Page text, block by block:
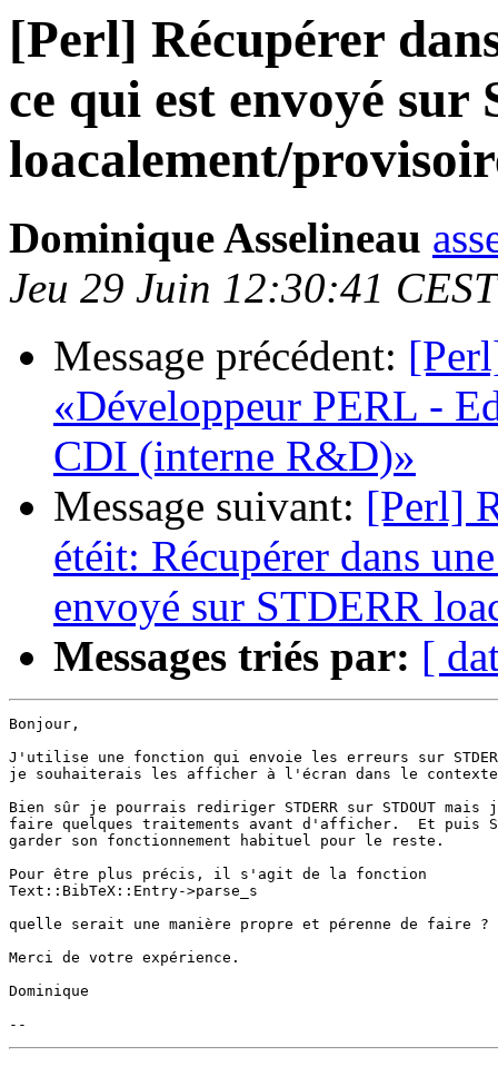
[Perl] Récupérer
ce qui est envoyé sur
loacalement/
Dominique Asselineau
Jeu 29 Juin 12:30:41
Message précédent:
«Développeur PERL -
CDI (interne R&D)»
Message suivant: [Perl]
étéit: Récupérer dans
envoyé sur STDERR
Messages triés par: [
Bonjour,
J'utilise une fonction qui envoie les erreurs sur
je souhaiterais les afficher à l'écran dans le
Bien sûr je pourrais rediriger STDERR sur STDOUT
faire quelques traitements avant d'afficher.  Et puis
garder son fonctionnement habituel pour le reste.
Pour être plus précis, il s'agit de la fonction
Text::BibTeX::Entry->parse_s
quelle serait une manière propre et pérenne de faire ?
Merci de votre expérience.
Dominique